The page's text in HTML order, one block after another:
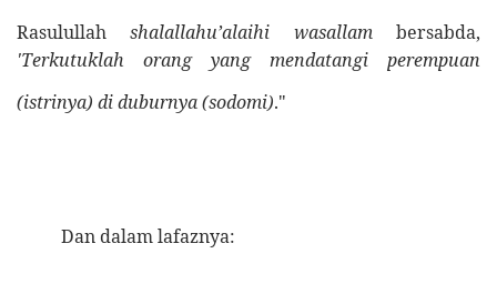
Rasulullahshalallahu’alaihi wasallam
bersabda,
'Terkutuklah orang yang mendatangi perempuan
(istrinya) di duburnya (sodomi)."
Dan dalam lafaznya: